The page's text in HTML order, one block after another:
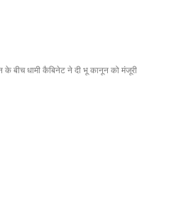
के बीच धामी कैबिनेट ने दी भू कानून को मंजूरी